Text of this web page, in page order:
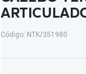
Código: NTK/351980